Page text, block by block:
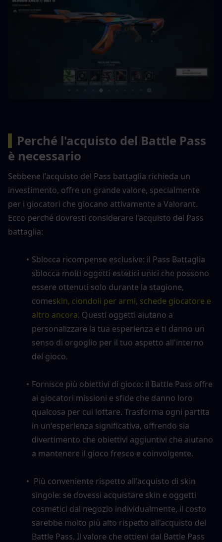
Perché l'acquisto del Battle Pass
è necessario
Sebbene l'acquisto del Pass battaglia richieda un
investimento, offre un grande valore, specialmente
per i giocatori che giocano attivamente a Valorant.
Ecco perché dovresti considerare l'acquisto del Pass
battaglia:
Sblocca ricompense esclusive: il Pass Battaglia
sblocca molti oggetti estetici unici che possono
essere ottenuti solo durante la stagione,
comeskin, ciondoli per armi, schede giocatore e
altro ancora. Questi oggetti aiutano a
personalizzare la tua esperienza e ti danno un
senso di orgoglio per il tuo aspetto all'interno
del gioco.
Fornisce più obiettivi di gioco: il Battle Pass offre
ai giocatori missioni e sfide che danno loro
qualcosa per cui lottare. Trasforma ogni partita
in un'esperienza significativa, offrendo sia
divertimento che obiettivi aggiuntivi che aiutano
a mantenere il gioco fresco e coinvolgente.
Più conveniente rispetto all'acquisto di skin
singole: se dovessi acquistare skin e oggetti
cosmetici dal negozio individualmente, il costo
sarebbe molto più alto rispetto all'acquisto del
Battle Pass. Il valore che ottieni dal Battle Pass